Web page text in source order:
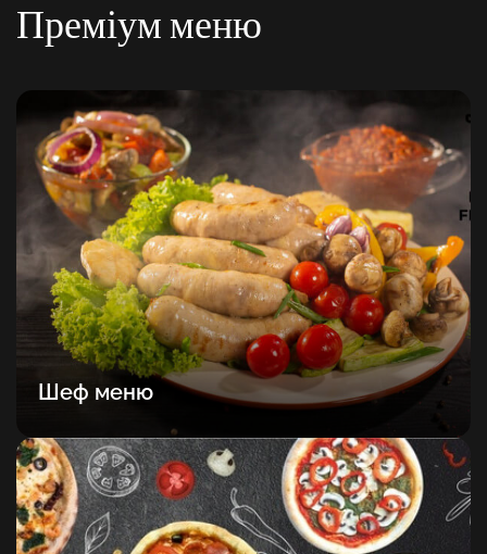
Преміум меню
Шеф меню